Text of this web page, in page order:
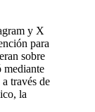
y X
para
sobre
mediante
través de
la